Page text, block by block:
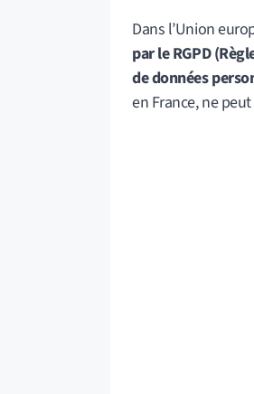
Dans l’Union
par le RGPD
de données
en France, ne